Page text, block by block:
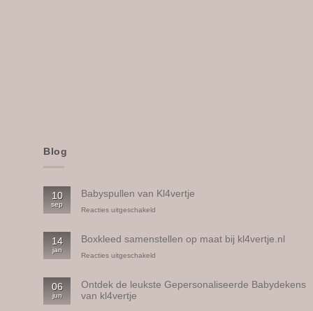
Blog
10
sep
Babyspullen van Kl4vertje
Reacties uitgeschakeld
Kl4vertje
14
jan
Boxkleed samenstellen op maat bij kl4vertje.nl
Reacties uitgeschakeld
op
06
jun
Ontdek de leukste Gepersonaliseerde Babydekens
van kl4vertje